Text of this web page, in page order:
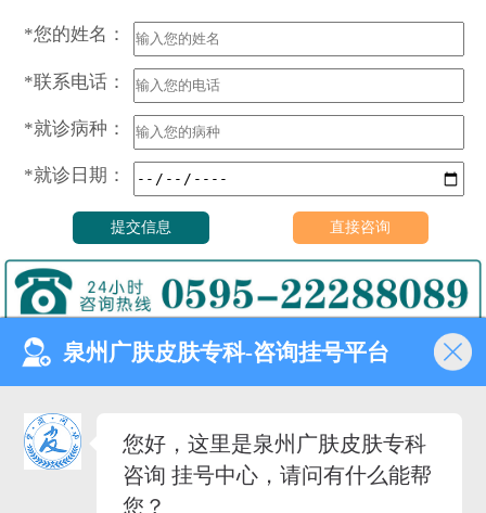
*您的姓名：
*联系电话：
*就诊病种：
*就诊日期：
门诊时间（无假日医院）
8:00—18:00
健康热线
0595-22288089
医院地址
泉州广肤皮肤专科-咨询挂号平台
您好，这里是泉州广肤皮肤专科
咨询 挂号中心，请问有什么能帮
您？